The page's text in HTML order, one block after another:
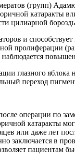
(групп)
катаракты
цилиарной
и
пролиферации
наблюдается
глазного
переход
операции по
катаракты
или даже лет
в
пациентам